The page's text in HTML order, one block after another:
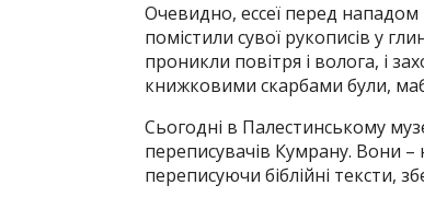
Очевидно, ессеї перед
помістили сувої рукописів у
проникли повітря і волога, і
книжковими скарбами були,
Сьогодні в Палестинському
переписувачів Кумрану. Вони –
переписуючи біблійні тексти,